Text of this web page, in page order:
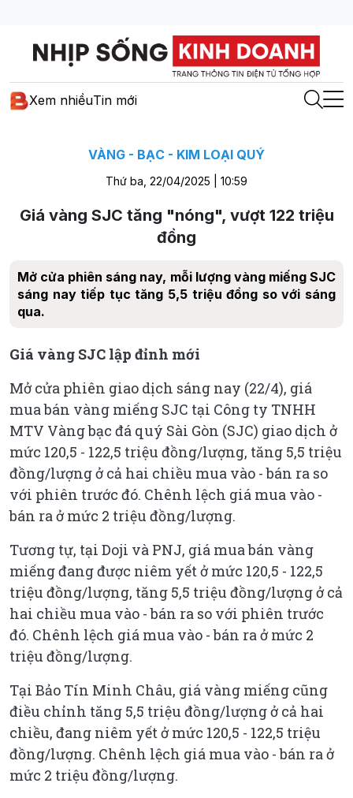
Xem nhiềuTin mới
VÀNG - BẠC - KIM LOẠI QUÝ
Thứ ba, 22/04/2025 | 10:59
Giá vàng SJC tăng "nóng", vượt 122 triệu
đồng
Mở cửa phiên sáng nay, mỗi lượng vàng miếng SJC
sáng nay tiếp tục tăng 5,5 triệu đồng so với sáng
qua.
Giá vàng SJC lập đỉnh mới
Mở cửa phiên giao dịch sáng nay (22/4), giá
mua bán vàng miếng SJC tại Công ty TNHH
MTV Vàng bạc đá quý Sài Gòn (SJC) giao dịch ở
mức 120,5 - 122,5 triệu đồng/lượng, tăng 5,5 triệu
đồng/lượng ở cả hai chiều mua vào - bán ra so
với phiên trước đó. Chênh lệch giá mua vào -
bán ra ở mức 2 triệu đồng/lượng.
Tương tự, tại Doji và PNJ, giá mua bán vàng
miếng đang được niêm yết ở mức 120,5 - 122,5
triệu đồng/lượng, tăng 5,5 triệu đồng/lượng ở cả
hai chiều mua vào - bán ra so với phiên trước
đó. Chênh lệch giá mua vào - bán ra ở mức 2
triệu đồng/lượng.
Tại Bảo Tín Minh Châu, giá vàng miếng cũng
điều chỉnh tăng 5,5 triệu đồng/lượng ở cả hai
chiều, đang niêm yết ở mức 120,5 - 122,5 triệu
đồng/lượng. Chênh lệch giá mua vào - bán ra ở
mức 2 triệu đồng/lượng.